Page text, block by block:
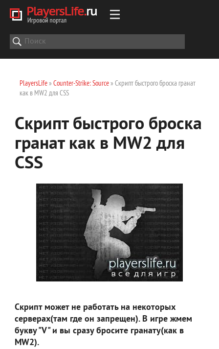
PlayersLife» Counter-Strike: Source» Скрипт быстрого броска гранат
как в MW2 для CSS
Скрипт быстрого броска
гранат как в MW2 для
CSS
Скрипт может не работать на некоторых
серверах(там где он запрещен). В игре жмем
букву "V" и вы сразу бросите гранату(как в
MW2).